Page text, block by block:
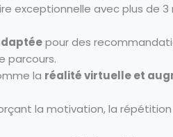
exceptionnelle avec plus de 3
pour des
parcours.
la réalité virtuelle et
la motivation, la répétition